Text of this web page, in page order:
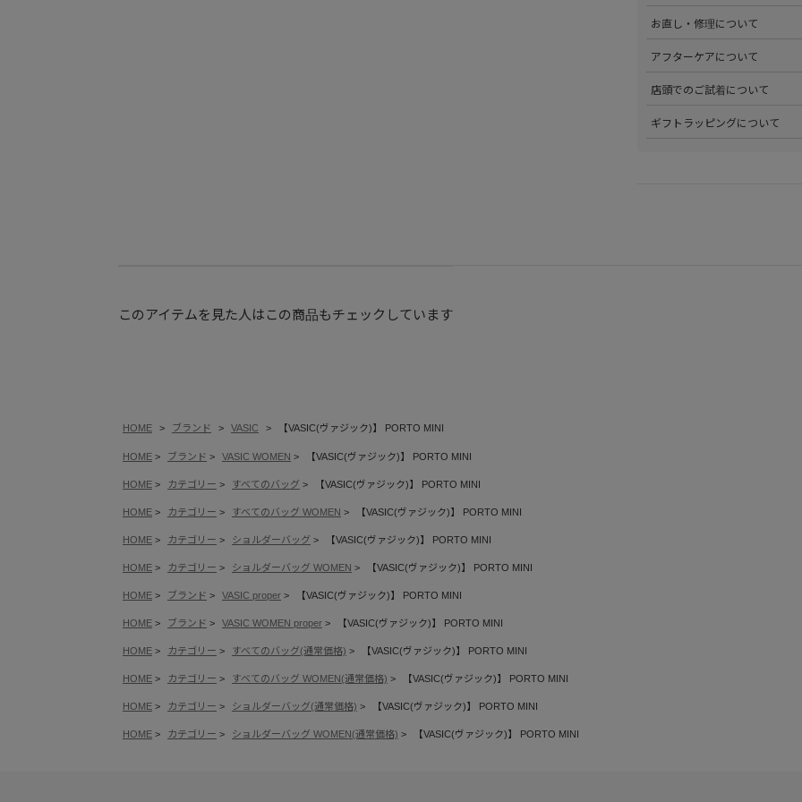
分割払いやご利用可能なクレ
発行中のクーポンはマイペー
確認ください。
お直し・修理について
>修理については内容を確認
詳しくはこちらをご覧ください
アフターケアについて
店頭でのご試着について
くはこちらをご覧ください。
ギフトラッピングについて
このアイテムを見た人はこの商品もチェックしています
HOME ブランド VASIC 【VASIC(ヴァジック)】 PORTO MINI
HOME ブランド VASIC WOMEN 【VASIC(ヴァジック)】 PORTO MINI
HOME カテゴリー すべてのバッグ 【VASIC(ヴァジック)】 PORTO MINI
HOME カテゴリー すべてのバッグ WOMEN 【VASIC(ヴァジック)】 PORTO MINI
HOME カテゴリー ショルダーバッグ 【VASIC(ヴァジック)】 PORTO MINI
HOME カテゴリー ショルダーバッグ WOMEN 【VASIC(ヴァジック)】 PORTO MINI
HOME ブランド VASIC proper 【VASIC(ヴァジック)】 PORTO MINI
HOME ブランド VASIC WOMEN proper 【VASIC(ヴァジック)】 PORTO MINI
HOME カテゴリー すべてのバッグ(通常価格) 【VASIC(ヴァジック)】 PORTO MINI
HOME カテゴリー すべてのバッグ WOMEN(通常価格) 【VASIC(ヴァジック)】 PORTO MINI
HOME カテゴリー ショルダーバッグ(通常価格) 【VASIC(ヴァジック)】 PORTO MINI
HOME カテゴリー ショルダーバッグ WOMEN(通常価格) 【VASIC(ヴァジック)】 PORTO MINI